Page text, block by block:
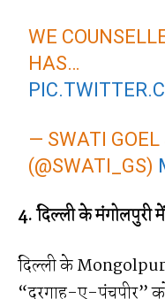
WE
HAS…
— SWATI
(@SWATI_GS)
4. दिल्ली के मंगोलपुरी
दिल्ली के Mongolpuri